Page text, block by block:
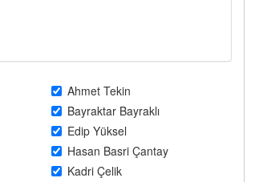
Ahmet Tekin
Bayraktar Bayraklı
Edip Yüksel
Hasan Basri Çantay
Kadri Çelik